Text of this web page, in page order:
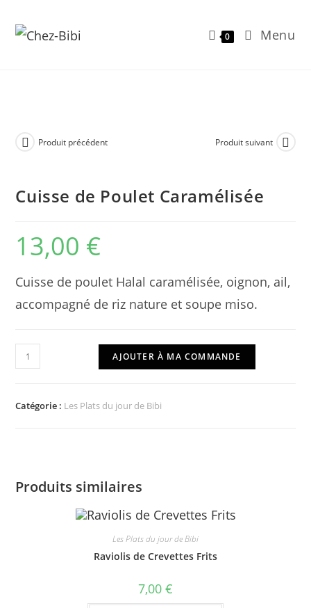
content
0 Menu
Produit précédent Produit suivant
Cuisse de Poulet Caramélisée
13,00 €
Cuisse de poulet Halal caramélisée, oignon, ail,
accompagné de riz nature et soupe miso.
quantité
de
de
AJOUTER À MA COMMANDE
Catégorie : Les Plats du jour de Bibi
Produits similaires
Les Plats du jour de Bibi
Raviolis de Crevettes Frits
7,00 €